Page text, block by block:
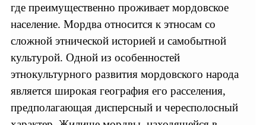
где преимущественно проживает мордовское
население. Мордва относится к этносам со
сложной этнической историей и самобытной
культурой. Одной из особенностей
этнокультурного развития мордовского народа
является широкая география его расселения,
предполагающая дисперсный и чересполосный